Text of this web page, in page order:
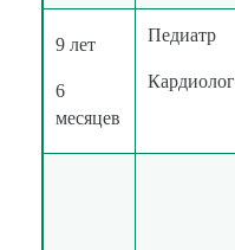
9 лет
6
месяцев
Педиатр
Кардиолог